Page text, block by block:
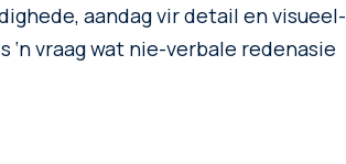
aandag vir detail en visueel-
vraag wat nie-verbale redenasie